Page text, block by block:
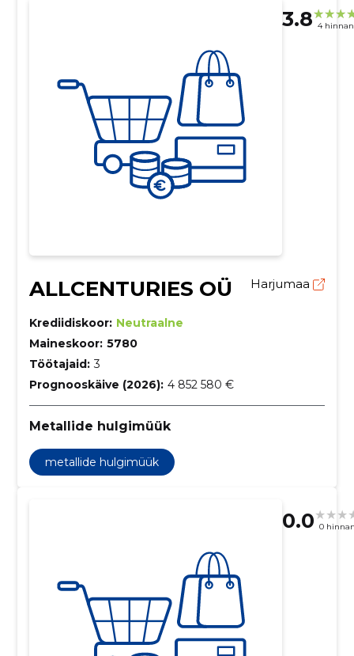
3.8 4
ALLCENTURIES OÜ Harjumaa
Krediidiskoor: Neutraalne
Maineskoor: 5780
Töötajaid: 3
Prognooskäive (2026): 4 852 580 €
Metallide hulgimüük
metallide hulgimüük
0.0 0